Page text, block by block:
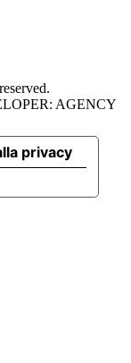
AGENCY
privacy